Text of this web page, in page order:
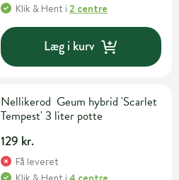
Klik & Hent i2 centre
Læg i kurv
Nellikerod Geum hybrid 'Scarlet
Tempest' 3 liter potte
129 kr.
Få leveret